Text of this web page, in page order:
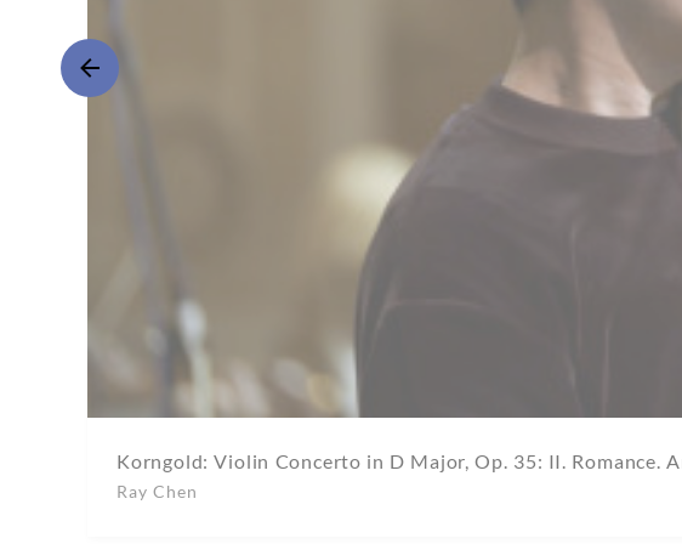
Korngold: Violin Concerto in D Major, Op. 35: II. Romance.
Ray Chen